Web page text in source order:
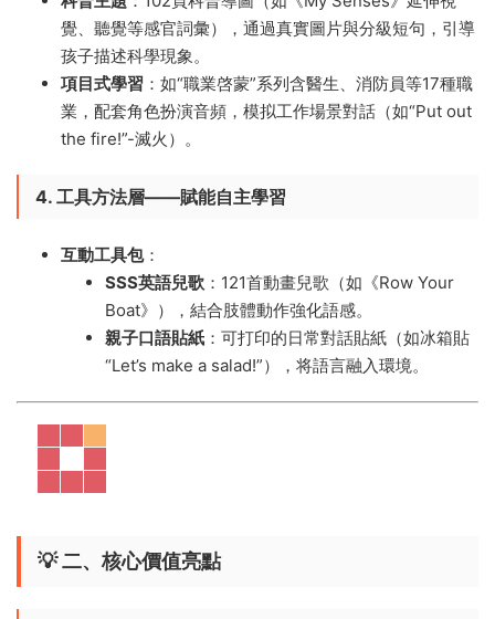
覺、聽覺等感官詞彙），通過真實圖片與分級短句，引導
孩子描述科學現象。
項目式學習 ​：如“職業啓蒙”系列含醫生、消防員等17種職
業，配套角色扮演音頻，模拟工作場景對話（如“Put out
the fire!”-滅火）。
4. 工具方法層——賦能自主學習
互動工具包​：
SSS英語兒歌 ​：121首動畫兒歌（如《Row Your
Boat》），結合肢體動作強化語感。
親子口語貼紙 ​：可打印的日常對話貼紙（如冰箱貼
“Let’s make a salad!”），将語言融入環境。
💡 二、核心價值亮點